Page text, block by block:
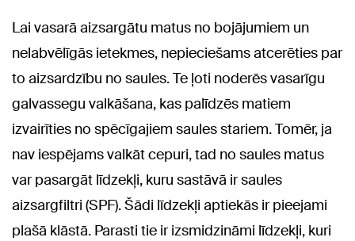
Lai vasarā aizsargātu matus no bojājumiem un
nelabvēlīgās ietekmes, nepieciešams atcerēties par
to aizsardzību no saules. Te ļoti noderēs vasarīgu
galvassegu valkāšana, kas palīdzēs matiem
izvairīties no spēcīgajiem saules stariem. Tomēr, ja
nav iespējams valkāt cepuri, tad no saules matus
var pasargāt līdzekļi, kuru sastāvā ir saules
aizsargfiltri (SPF). Šādi līdzekļi aptiekās ir pieejami
plašā klāstā. Parasti tie ir izsmidzināmi līdzekļi, kuri